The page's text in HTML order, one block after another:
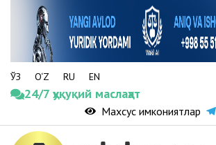
ЎЗ O‘Z RU EN
24/7 ҳуқуқий маслаҳат
Махсус имкониятлар